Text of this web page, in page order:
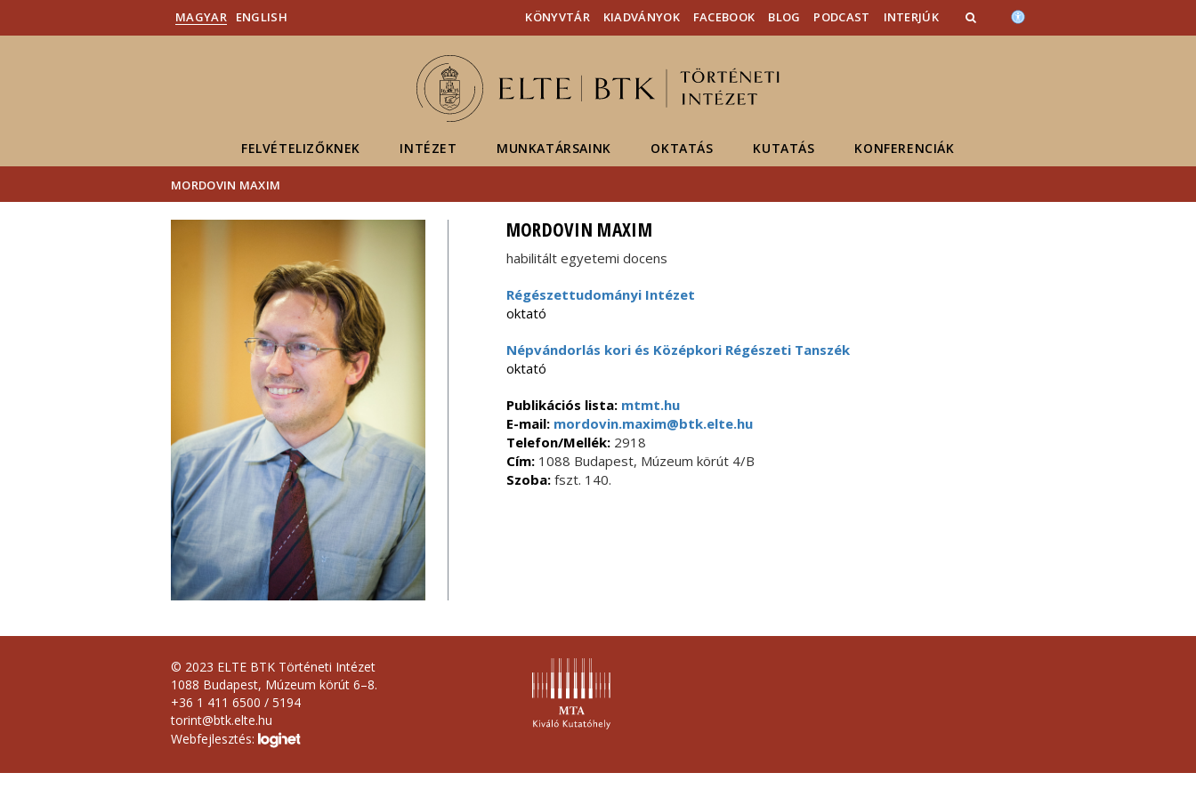
Hírek
Események
ELTE a
MAGYAR ENGLISH KÖNYVTÁR KIADVÁNYOK FACEBOOK BLOG PODCAST INTERJÚK
FELVÉTELIZŐKNEK INTÉZET MUNKATÁRSAINK OKTATÁS KUTATÁS KONFERENCIÁK
MORDOVIN MAXIM
MORDOVIN MAXIM
habilitált egyetemi docens
Régészettudományi Intézet
oktató
Népvándorlás kori és Középkori Régészeti Tanszék
oktató
Publikációs lista: mtmt.hu
E-mail:mordovin.maxim@btk.elte.hu
Telefon/Mellék:2918
Cím:1088 Budapest, Múzeum körút 4/B
Szoba:fszt. 140.
© 2023 ELTE BTK Történeti Intézet
1088 Budapest, Múzeum körút 6–8.
+36 1 411 6500 / 5194
torint@btk.elte.hu
Webfejlesztés: